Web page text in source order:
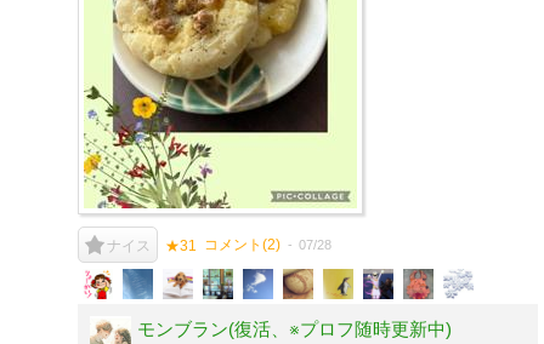
ナイス ★31 コメント(2) 07/28
モンブラン(復活、※プロフ随時更新中)